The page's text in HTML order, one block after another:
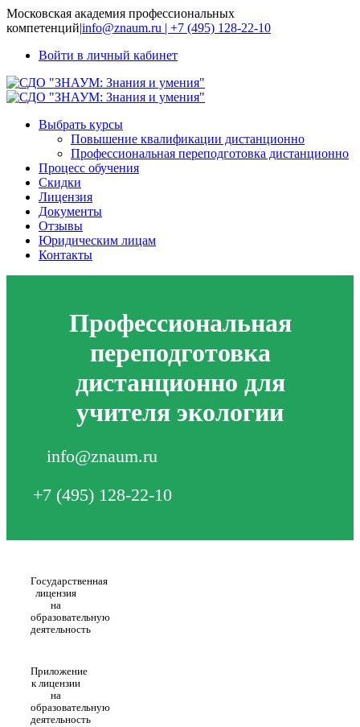
Московская академия профессиональных
компетенций|info@znaum.ru | +7 (495) 128-22-10
Войти в личный кабинет
Выбрать курсы
Повышение квалификации дистанционно
Профессиональная переподготовка дистанционно
Процесс обучения
Скидки
Лицензия
Документы
Отзывы
Юридическим лицам
Контакты
Профессиональная
переподготовка
дистанционно для
учителя экологии
info@znaum.ru
+7 (495) 128-22-10
Государственная
лицензия
на
образовательную
деятельность
Приложение
к лицензии
на
образовательную
деятельность